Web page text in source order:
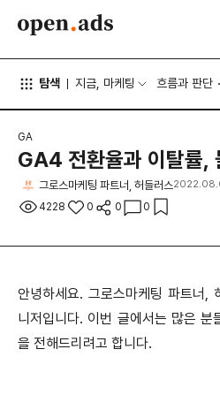
탐색 지금, 마케팅 흐름과 판단
GA
GA4 전환율과 이탈률,
그로스마케팅 파트너, 허들러스
4228 0 0 0
안녕하세요. 그로스마케팅 파트너,
니저입니다. 이번 글에서는 많은
을 전해드리려고 합니다.